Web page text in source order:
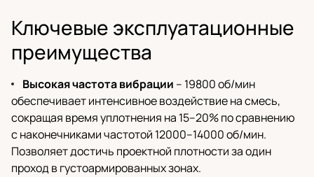
Ключевые эксплуатационные
преимущества
Высокая частота вибрации – 19800 об/мин
обеспечивает интенсивное воздействие на смесь,
сокращая время уплотнения на 15–20% по сравнению
с наконечниками частотой 12000–14000 об/мин.
Позволяет достичь проектной плотности за один
проход в густоармированных зонах.